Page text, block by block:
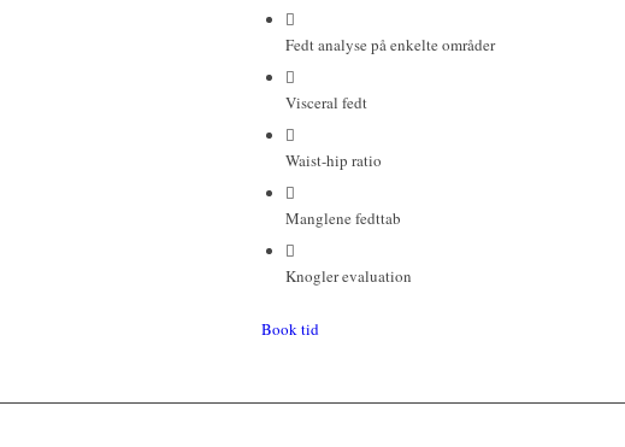
Fedt analyse på enkelte områder
Visceral fedt
Waist-hip ratio
Manglene fedttab
Knogler evaluation
Book tid